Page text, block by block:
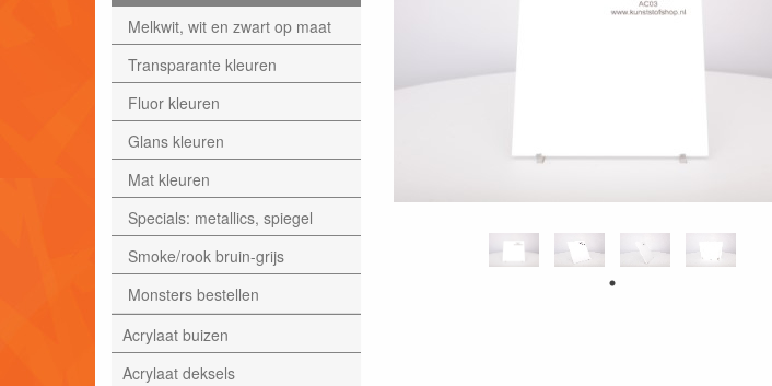
Melkwit, wit en zwart op maat
Transparante kleuren
Fluor kleuren
Glans kleuren
Mat kleuren
Specials: metallics, spiegel
Smoke/rook bruin-grijs
Monsters bestellen
Acrylaat buizen
Acrylaat deksels